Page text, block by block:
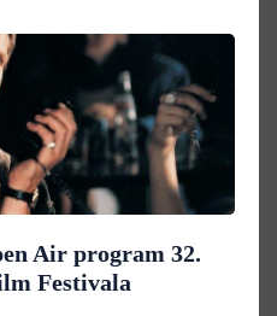
Air program 32.
Festivala